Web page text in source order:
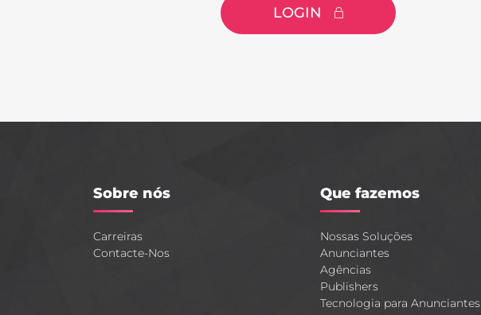
LOGIN
Sobre nós
Carreiras
Contacte-Nos
Que fazemos
Nossas Soluções
Anunciantes
Agências
Publishers
Tecnologia para Anunciantes